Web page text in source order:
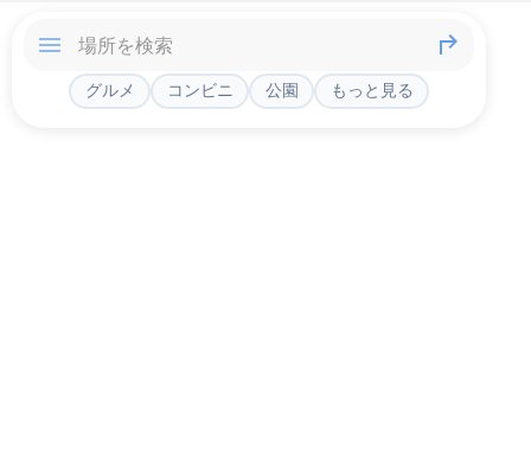
グルメ コンビニ 公園 もっと見る